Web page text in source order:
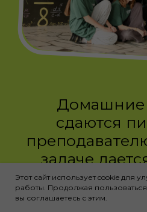
Этот сайт использует cookie для
работы. Продолжая
вы соглашаетесь с этим.